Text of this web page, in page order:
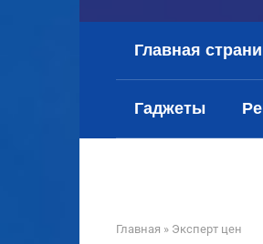
Главная
Гаджеты
Главная » Эксперт цен